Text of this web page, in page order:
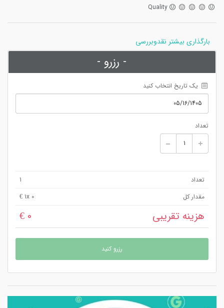
Quality
بارگذاری بیشتر نقدوبررسی
- رزرو -
یک تاریخ انتخاب کنید
تعداد
تعداد
1
مقدار کل
1x 0 €
هزینه تقریبی 0 €
رزرو کنید